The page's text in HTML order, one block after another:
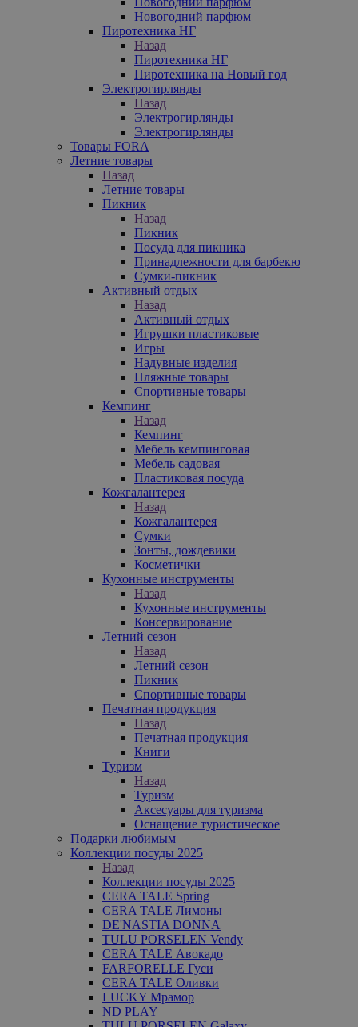
Новогодний парфюм
Пиротехника НГ
Назад
Пиротехника НГ
Пиротехника на Новый год
Электрогирлянды
Назад
Электрогирлянды
Электрогирлянды
Товары FORA
Летние товары
Назад
Летние товары
Пикник
Назад
Пикник
Посуда для пикника
Принадлежности для барбекю
Сумки-пикник
Активный отдых
Назад
Активный отдых
Игрушки пластиковые
Игры
Надувные изделия
Пляжные товары
Спортивные товары
Кемпинг
Назад
Кемпинг
Мебель кемпинговая
Мебель садовая
Пластиковая посуда
Кожгалантерея
Назад
Кожгалантерея
Сумки
Зонты, дождевики
Косметички
Кухонные инструменты
Назад
Кухонные инструменты
Консервирование
Летний сезон
Назад
Летний сезон
Пикник
Спортивные товары
Печатная продукция
Назад
Печатная продукция
Книги
Туризм
Назад
Туризм
Аксесуары для туризма
Оснащение туристическое
Подарки любимым
Коллекции посуды 2025
Назад
Коллекции посуды 2025
CERA TALE Spring
CERA TALE Лимоны
DE'NASTIA DONNA
TULU PORSELEN Vendy
CERA TALE Авокадо
FARFORELLE Гуси
CERA TALE Оливки
LUCKY Мрамор
ND PLAY